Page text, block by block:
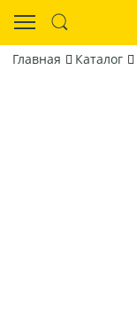
Главная Каталог